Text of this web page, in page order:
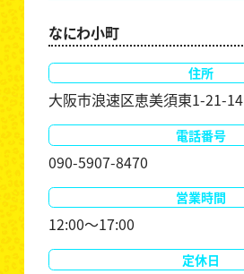
なにわ小町
住所
大阪市浪速区恵美須東1-21-14
電話番号
090-5907-8470
営業時間
12:00～17:00
定休日